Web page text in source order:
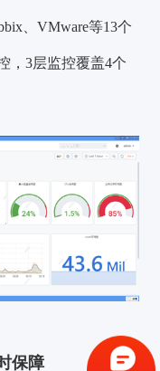
、VMware等13个
，3层监控覆盖4个
保障